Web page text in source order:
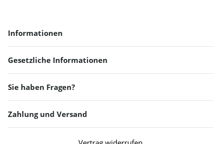
Informationen
Gesetzliche Informationen
Sie haben Fragen?
Zahlung und Versand